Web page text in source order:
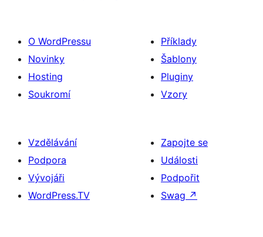
O WordPressu
Novinky
Hosting
Soukromí
Příklady
Šablony
Pluginy
Vzory
Vzdělávání
Podpora
Vývojáři
WordPress.TV
Zapojte se
Události
Podpořit
Swag ↗